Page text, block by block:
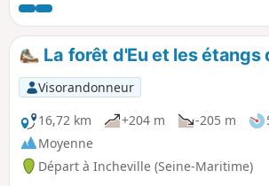
La forêt d'Eu et les étangs
Visorandonneur
16,72 km
+204 m -205 m
Moyenne
Départ à Incheville (Seine-Maritime)